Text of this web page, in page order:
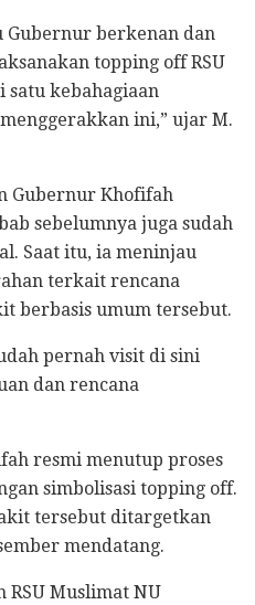
berkenan dan
topping off RSU
satu kebahagiaan
ini,” ujar M.
Gubernur Khofifah
sebelumnya juga sudah
Saat itu, ia meninjau
terkait rencana
berbasis umum tersebut.
pernah visit di sini
dan rencana
resmi menutup proses
simbolisasi topping off.
tersebut ditargetkan
mendatang.
RSU Muslimat NU